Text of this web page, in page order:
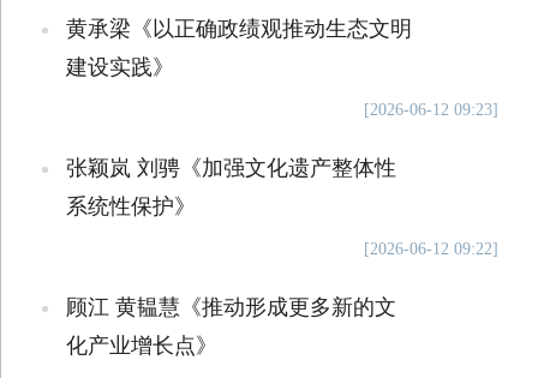
黄承梁《以正确政绩观推动生态文明
建设实践》
[2026-06-12 09:23]
张颖岚 刘骋《加强文化遗产整体性
系统性保护》
[2026-06-12 09:22]
顾江 黄韫慧《推动形成更多新的文
化产业增长点》